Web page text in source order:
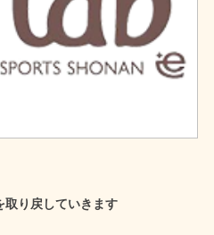
取り戻していきます